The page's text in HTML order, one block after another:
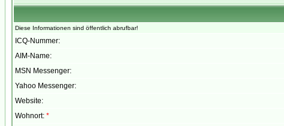
Diese Informationen sind öffentlich abrufbar!
ICQ-Nummer:
AIM-Name:
MSN Messenger:
Yahoo Messenger:
Website:
Wohnort: *